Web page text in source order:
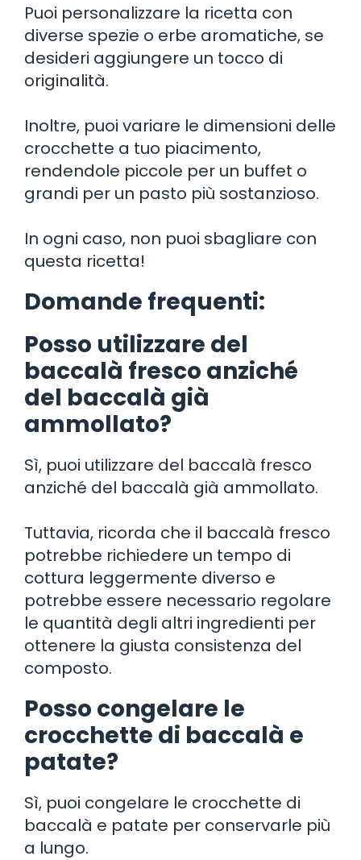
Puoi personalizzare la ricetta con
diverse spezie o erbe aromatiche, se
desideri aggiungere un tocco di
originalità.
Inoltre, puoi variare le dimensioni delle
crocchette a tuo piacimento,
rendendole piccole per un buffet o
grandi per un pasto più sostanzioso.
In ogni caso, non puoi sbagliare con
questa ricetta!
Domande frequenti:
Posso utilizzare del
baccalà fresco anziché
del baccalà già
ammollato?
Sì, puoi utilizzare del baccalà fresco
anziché del baccalà già ammollato.
Tuttavia, ricorda che il baccalà fresco
potrebbe richiedere un tempo di
cottura leggermente diverso e
potrebbe essere necessario regolare
le quantità degli altri ingredienti per
ottenere la giusta consistenza del
composto.
Posso congelare le
crocchette di baccalà e
patate?
Sì, puoi congelare le crocchette di
baccalà e patate per conservarle più
a lungo.